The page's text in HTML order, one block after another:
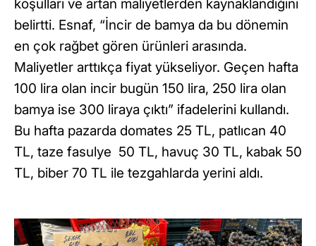
koşulları ve artan maliyetlerden kaynaklandığını
belirtti. Esnaf, “İncir de bamya da bu dönemin
en çok rağbet gören ürünleri arasında.
Maliyetler arttıkça fiyat yükseliyor. Geçen hafta
100 lira olan incir bugün 150 lira, 250 lira olan
bamya ise 300 liraya çıktı” ifadelerini kullandı.
Bu hafta pazarda domates 25 TL, patlıcan 40
TL, taze fasulye 50 TL, havuç 30 TL, kabak 50
TL, biber 70 TL ile tezgahlarda yerini aldı.